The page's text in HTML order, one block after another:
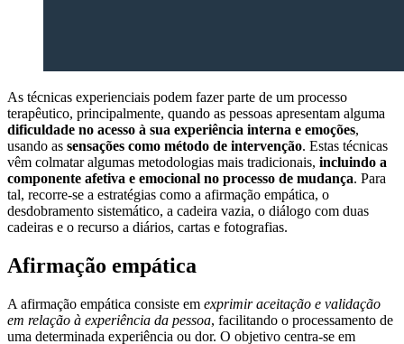
As técnicas experienciais podem fazer parte de um processo
terapêutico, principalmente, quando as pessoas apresentam alguma
dificuldade no acesso à sua experiência interna e emoções,
usando as sensações como método de intervenção. Estas técnicas
vêm colmatar algumas metodologias mais tradicionais, incluindo a
componente afetiva e emocional no processo de mudança. Para
tal, recorre-se a estratégias como a afirmação empática, o
desdobramento sistemático, a cadeira vazia, o diálogo com duas
cadeiras e o recurso a diários, cartas e fotografias.
Afirmação empática
A afirmação empática consiste em exprimir aceitação e validação
em relação à experiência da pessoa, facilitando o processamento de
uma determinada experiência ou dor. O objetivo centra-se em